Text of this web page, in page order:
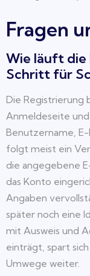
Fragen
Wie läuft
Schritt für
Die
Anmeldeseite
Benutzername, E-
folgt meist ein
die angegebene
das Konto
Angaben
später noch eine
mit Ausweis und
einträgt, spart
Umwege weiter.